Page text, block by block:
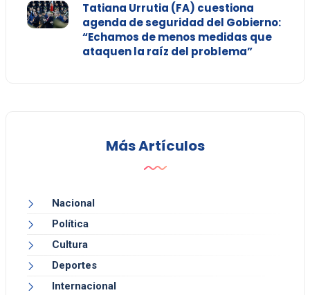
Tatiana Urrutia (FA) cuestiona
agenda de seguridad del Gobierno:
“Echamos de menos medidas que
ataquen la raíz del problema”
Más Artículos
Nacional
Política
Cultura
Deportes
Internacional